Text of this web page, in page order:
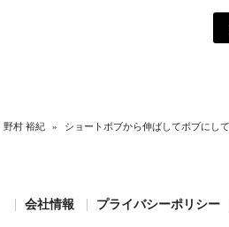
野村 裕紀 » ショートボブから伸ばしてボブにし
会社情報 プライバシーポリシー